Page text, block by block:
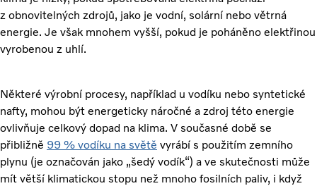
z obnovitelných zdrojů, jako je vodní, solární nebo větrná
energie. Je však mnohem vyšší, pokud je poháněno elektřinou
vyrobenou z uhlí.
Některé výrobní procesy, například u vodíku nebo syntetické
nafty, mohou být energeticky náročné a zdroj této energie
ovlivňuje celkový dopad na klima. V současné době se
přibližně 99 % vodíku na světě vyrábí s použitím zemního
plynu (je označován jako „šedý vodík“) a ve skutečnosti může
mít větší klimatickou stopu než mnoho fosilních paliv, i když